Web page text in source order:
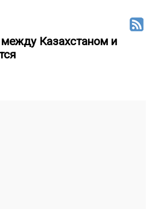
Казахстаном и